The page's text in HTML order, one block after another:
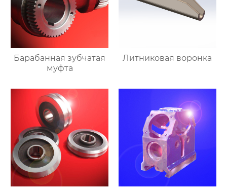
Барабанная зубчатая
муфта
Литниковая воронка